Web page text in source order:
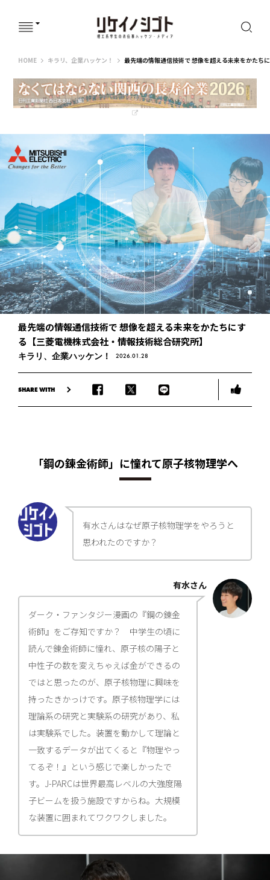
HOMEリケイノシゴト
キラリ、企業ハッケン！ 最先端の情報通信技術で 想像を超える未来をかたち
最先端の情報通信技術で 想像を超える未来をかたちにす
る【三菱電機株式会社・情報技術総合研究所】
キラリ、企業ハッケン！ 2026.01.28
SHARE WITH
「鋼の錬金術師」に憧れて原子核物理学へ
有水さんはなぜ原子核物理学をやろうと
思われたのですか？
有水さん
ダーク・ファンタジー漫画の『鋼の錬金
術師』をご存知ですか？ 中学生の頃に
読んで錬金術師に憧れ、原子核の陽子と
中性子の数を変えちゃえば金ができるの
ではと思ったのが、原子核物理に興味を
持ったきかっけです。原子核物理学には
理論系の研究と実験系の研究があり、私
は実験系でした。装置を動かして理論と
一致するデータが出てくると『物理やっ
てるぞ！』という感じで楽しかったで
す。J-PARCは世界最高レベルの大強度陽
子ビームを扱う施設ですからね。大規模
な装置に囲まれてワクワクしました。